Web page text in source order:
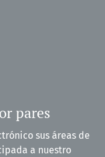
pares
sus áreas de
a nuestro